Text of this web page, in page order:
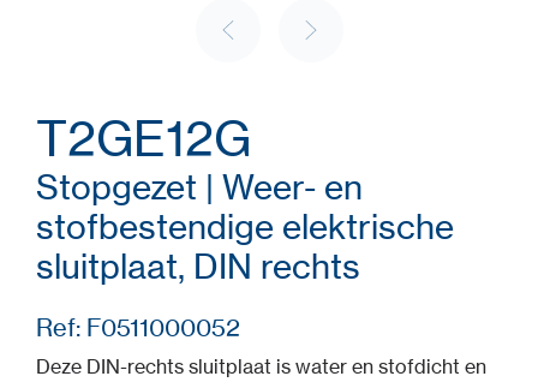
T2GE12G
Stopgezet | Weer- en
stofbestendige elektrische
sluitplaat, DIN rechts
Ref: F0511000052
Deze DIN-rechts sluitplaat is water en stofdicht en